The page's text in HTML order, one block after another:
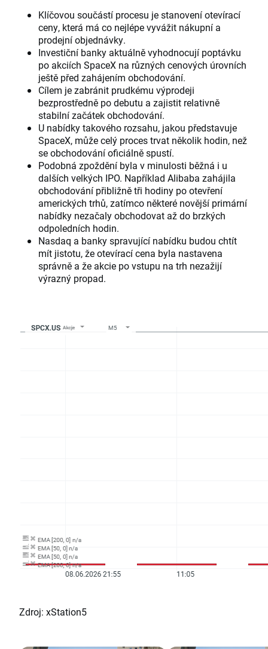
Klíčovou součástí procesu je stanovení otevírací
ceny, která má co nejlépe vyvážit nákupní a
prodejní objednávky.
Investiční banky aktuálně vyhodnocují poptávku
po akciích SpaceX na různých cenových úrovních
ještě před zahájením obchodování.
Cílem je zabránit prudkému výprodeji
bezprostředně po debutu a zajistit relativně
stabilní začátek obchodování.
U nabídky takového rozsahu, jakou představuje
SpaceX, může celý proces trvat několik hodin, než
se obchodování oficiálně spustí.
Podobná zpoždění byla v minulosti běžná i u
dalších velkých IPO. Například Alibaba zahájila
obchodování přibližně tři hodiny po otevření
amerických trhů, zatímco některé novější primární
nabídky nezačaly obchodovat až do brzkých
odpoledních hodin.
Nasdaq a banky spravující nabídku budou chtít
mít jistotu, že otevírací cena byla nastavena
správně a že akcie po vstupu na trh nezažijí
výrazný propad.
Zdroj: xStation5